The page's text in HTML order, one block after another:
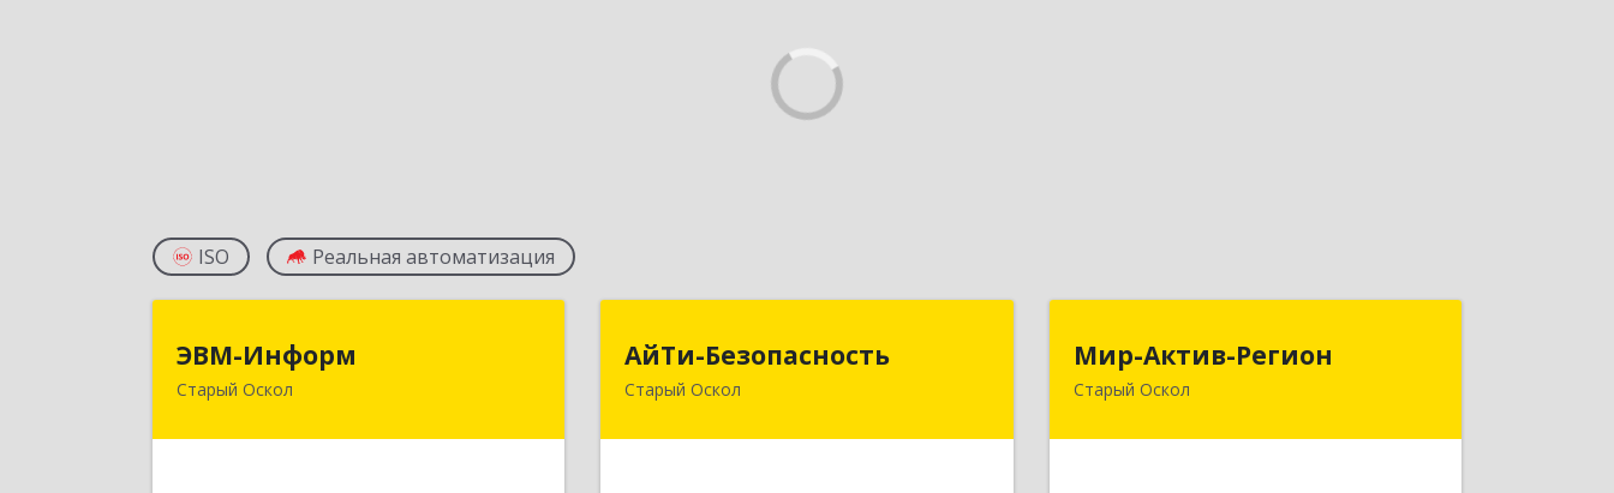
ISO Реальная автоматизация
ЭВМ-Информ
Старый Оскол
309502, Белгородская обл, Старый
АйТи-Безопасность
Старый Оскол
309505, Белгородская обл, Старый
Мир-Актив-Регион
Старый Оскол
309511, Белгородская обл, Старый